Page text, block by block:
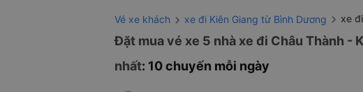
Vé xe khách xe đi Kiên Giang từ Bình Dương xe
Đặt mua vé xe 5 nhà xe đi Châu Thành -
nhất: 10 chuyến mỗi ngày